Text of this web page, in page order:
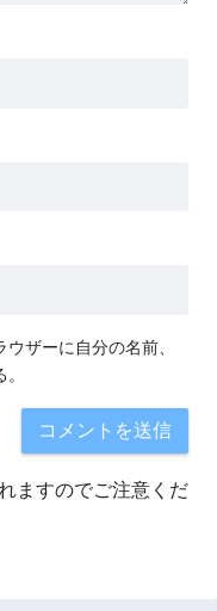
ザーに自分の名前、
ますのでご注意くだ